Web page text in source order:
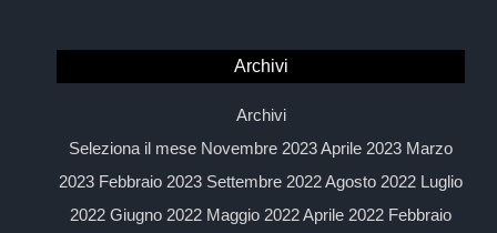
Archivi
Archivi
Seleziona il mese Novembre 2023 Aprile 2023 Marzo
2023 Febbraio 2023 Settembre 2022 Agosto 2022 Luglio
2022 Giugno 2022 Maggio 2022 Aprile 2022 Febbraio